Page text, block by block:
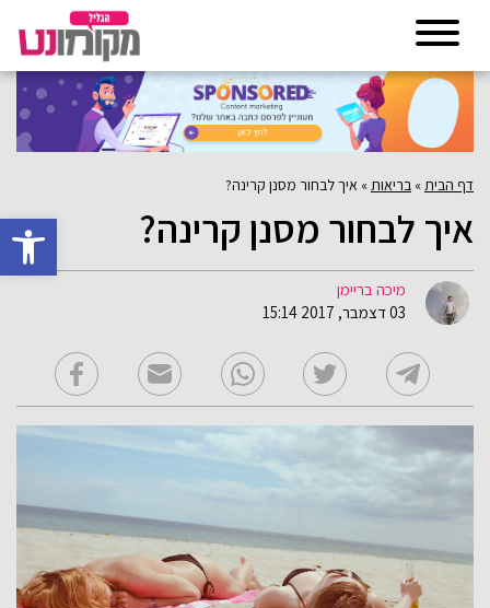
פתח
דף הבית » בריאות » איך לבחור מסנן קרינה?
איך לבחור מסנן קרינה?
מיכה בריימן
03 דצמבר, 2017 15:14